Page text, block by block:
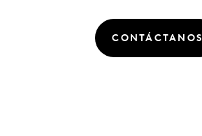
CONTÁCTANOS